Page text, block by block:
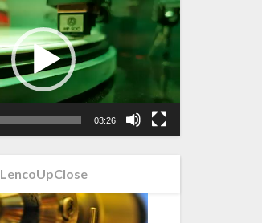
03:26
LencoUpClose